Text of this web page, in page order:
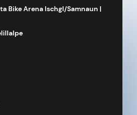
Bike Arena Ischgl/Samnaun |